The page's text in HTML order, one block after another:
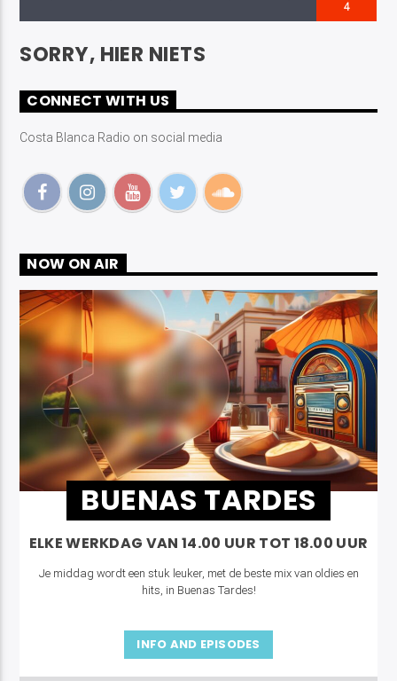
TITEL
4
SORRY, HIER NIETS
CONNECT WITH US
Costa Blanca Radio on social media
NOW ON AIR
BUENAS TARDES
ELKE WERKDAG VAN 14.00 UUR TOT 18.00 UUR
Je middag wordt een stuk leuker, met de beste mix van oldies en
hits, in Buenas Tardes!
INFO AND EPISODES